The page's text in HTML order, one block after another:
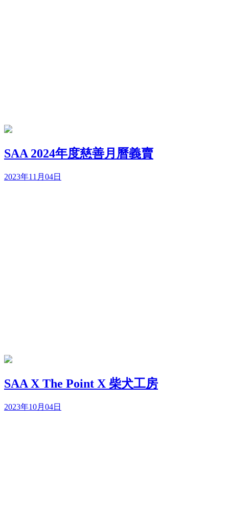
SAA 2024年度慈善月曆義賣
2023年11月04日
SAA X The Point X 柴犬工房
2023年10月04日